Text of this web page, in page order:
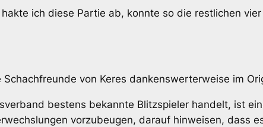
ich diese Partie ab, konnte so die restlichen
von Keres dankenswerterweise im
bestens bekannte Blitzspieler handelt, ist
vorzubeugen, darauf hinweisen, dass